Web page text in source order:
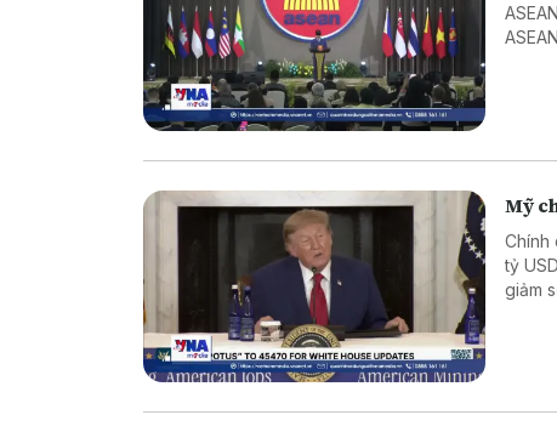
Mỹ
Chính
tỷ
giảm